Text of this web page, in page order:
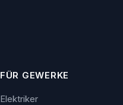
FÜR GEWERKE
Elektriker